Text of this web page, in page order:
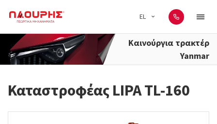
EL
Καινούργια τρακτέρ
Yanmar
Καταστροφέας LIPA TL-160